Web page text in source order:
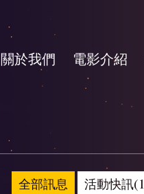
關於我們 電影介紹
全部訊息 活動快訊